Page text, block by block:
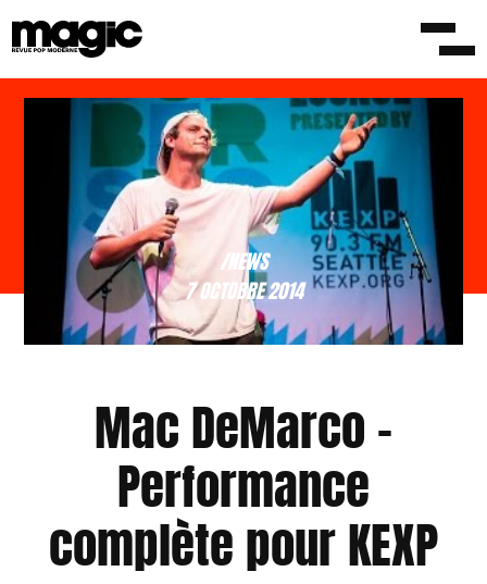
/NEWS
7 OCTOBRE 2014
Mac DeMarco –
Performance
complète pour KEXP